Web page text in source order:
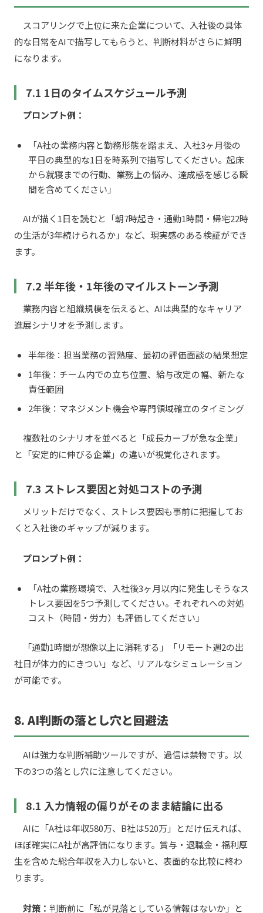
スコアリングで上位に来た企業について、入社後の具体
的な日常をAIで描写してもらうと、判断材料がさらに鮮明
になります。
7.1 1日のタイムスケジュール予測
プロンプト例：
「A社の業務内容と勤務形態を踏まえ、入社3ヶ月後の
平日の典型的な1日を時系列で描写してください。起床
から就寝までの行動、業務上の悩み、達成感を感じる瞬
間を含めてください」
AIが描く1日を読むと「朝7時起き・通勤1時間・帰宅22時
の生活が3年続けられるか」など、現実感のある検証ができ
ます。
7.2 半年後・1年後のマイルストーン予測
業務内容と組織規模を伝えると、AIは典型的なキャリア
進展シナリオを予測します。
半年後：担当業務の習熟度、最初の評価面談の結果想定
1年後：チーム内での立ち位置、給与改定の幅、新たな
責任範囲
2年後：マネジメント機会や専門領域確立のタイミング
複数社のシナリオを並べると「成長カーブが急な企業」
と「安定的に伸びる企業」の違いが視覚化されます。
7.3 ストレス要因と対処コストの予測
メリットだけでなく、ストレス要因も事前に把握してお
くと入社後のギャップが減ります。
プロンプト例：
「A社の業務環境で、入社後3ヶ月以内に発生しそうなス
トレス要因を5つ予測してください。それぞれへの対処
コスト（時間・労力）も評価してください」
「通勤1時間が想像以上に消耗する」「リモート週2の出
社日が体力的にきつい」など、リアルなシミュレーション
が可能です。
8. AI判断の落とし穴と回避法
AIは強力な判断補助ツールですが、過信は禁物です。以
下の3つの落とし穴に注意してください。
8.1 入力情報の偏りがそのまま結論に出る
AIに「A社は年収580万、B社は520万」とだけ伝えれば、
ほぼ確実にA社が高評価になります。賞与・退職金・福利厚
生を含めた総合年収を入力しないと、表面的な比較に終わ
ります。
対策： 判断前に「私が見落としている情報はないか」と